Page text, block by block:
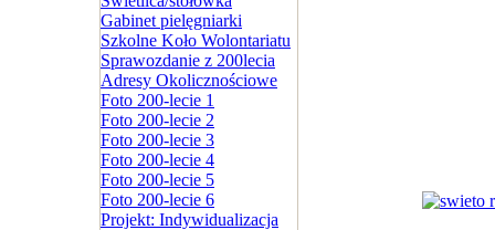
Gabinet pielęgniarki
Szkolne Koło Wolontariatu
Sprawozdanie z 200lecia
Adresy Okolicznościowe
Foto 200-lecie 1
Foto 200-lecie 2
Foto 200-lecie 3
Foto 200-lecie 4
Foto 200-lecie 5
Foto 200-lecie 6
Projekt: Indywidualizacja